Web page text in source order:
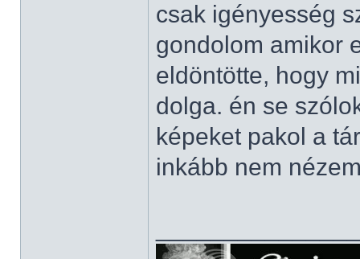
csak igényesség
gondolom amikor
eldöntötte, hogy
dolga. én se
képeket pakol a
inkább nem